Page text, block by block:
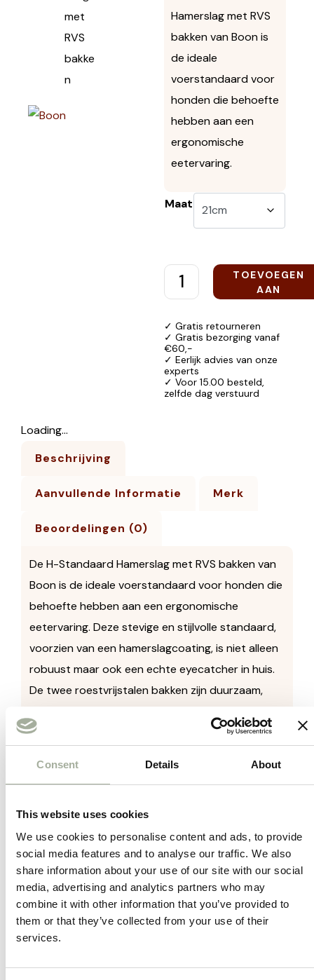
Consent Details About
This website uses cookies
We use cookies to personalise content and ads, to provide
social media features and to analyse our traffic. We also
share information about your use of our site with our social
media, advertising and analytics partners who may
combine it with other information that you’ve provided to
them or that they’ve collected from your use of their
services.
Hamerslag met RVS
bakken van Boon is
de ideale
voerstandaard voor
honden die behoefte
hebben aan een
ergonomische
eetervaring.
Maat
TOEVOEGEN
AAN
✓ Gratis retourneren
✓ Gratis bezorging vanaf
€60,-
✓ Eerlijk advies van onze
experts
✓ Voor 15.00 besteld,
zelfde dag verstuurd
Loading...
Beschrijving
Aanvullende Informatie Merk
Beoordelingen (0)
De H-Standaard Hamerslag met RVS bakken van
Boon is de ideale voerstandaard voor honden die
behoefte hebben aan een ergonomische
eetervaring. Deze stevige en stijlvolle standaard,
voorzien van een hamerslagcoating, is niet alleen
robuust maar ook een echte eyecatcher in huis.
De twee roestvrijstalen bakken zijn duurzaam,
gemakkelijk schoon te maken en perfect voor
zowel voer als water.
De verstelbare hoogte van de H-standaard zorgt
ervoor dat jouw hond op een comfortabele
manier kan eten en drinken, wat vooral voordelig
gewrichtsproblemen. Door de verhoogde positie
van de bakken wordt het spijsverteringsstelsel
ontlast, wat bijdraagt aan een betere
gezondheid van jouw hond.
Voordelen van de H-Standaard Hamerslag
met RVS bakken van Boon: